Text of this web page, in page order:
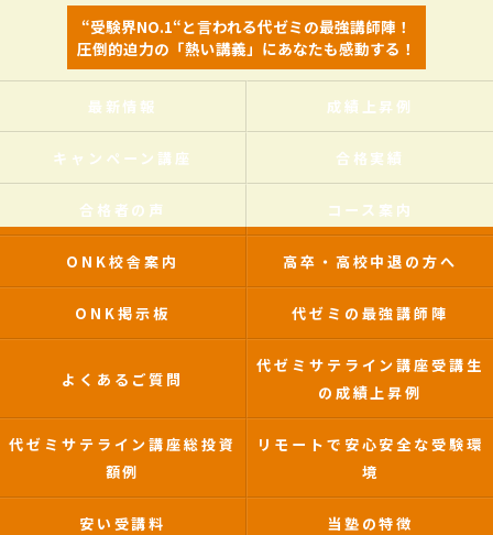
“受験界NO.1“と言われる代ゼミの最強講師陣！
圧倒的迫力の「熱い講義」にあなたも感動する！
最新情報 成績上昇例
キャンペーン講座 合格実績
合格者の声 コース案内
ONK校舎案内 高卒・高校中退の方へ
ONK掲示板 代ゼミの最強講師陣
よくあるご質問
代ゼミサテライン講座受講生
の成績上昇例
代ゼミサテライン講座総投資
額例
リモートで安心安全な受験環
境
安い受講料 当塾の特徴